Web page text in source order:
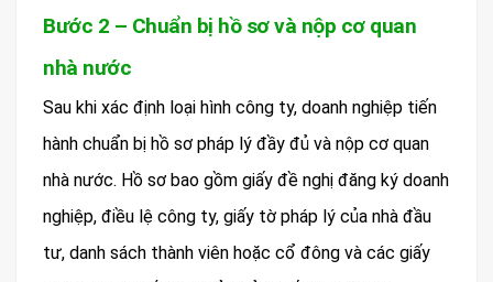
Bước 2 – Chuẩn bị hồ sơ và nộp cơ quan
nhà nước
Sau khi xác định loại hình công ty, doanh nghiệp tiến
hành chuẩn bị hồ sơ pháp lý đầy đủ và nộp cơ quan
nhà nước. Hồ sơ bao gồm giấy đề nghị đăng ký doanh
nghiệp, điều lệ công ty, giấy tờ pháp lý của nhà đầu
tư, danh sách thành viên hoặc cổ đông và các giấy